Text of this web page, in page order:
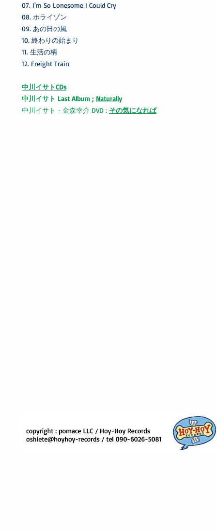
07. I'm So Lonesome I Could Cry
08. ホライゾン
09. あの日の風
10. 終わりの始まり
11. 生活の柄
12. Freight Train
中川イサトCDs
中川イサト Last Album ; Naturally
中川イサト・金森幸介 DVD : その気になれば